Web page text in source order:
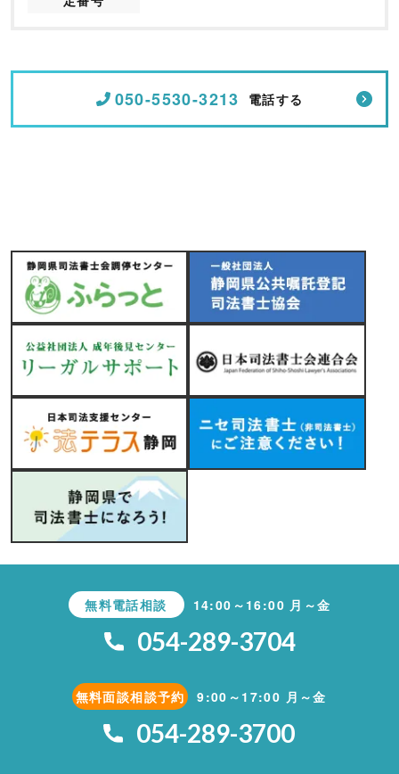
050-5530-3213 電話する
無料電話相談 14:00～16:00 月～金
054-289-3704
無料面談相談予約 9:00～17:00 月～金
054-289-3700